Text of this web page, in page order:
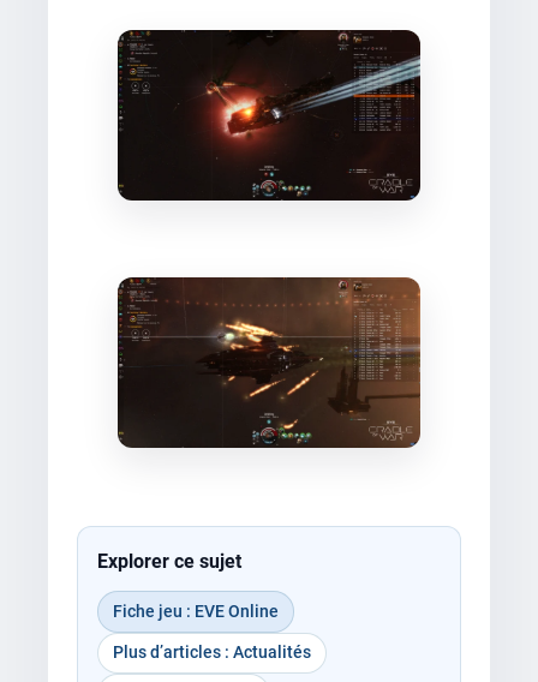
Explorer ce sujet
Fiche jeu : EVE Online
Plus d’articles : Actualités